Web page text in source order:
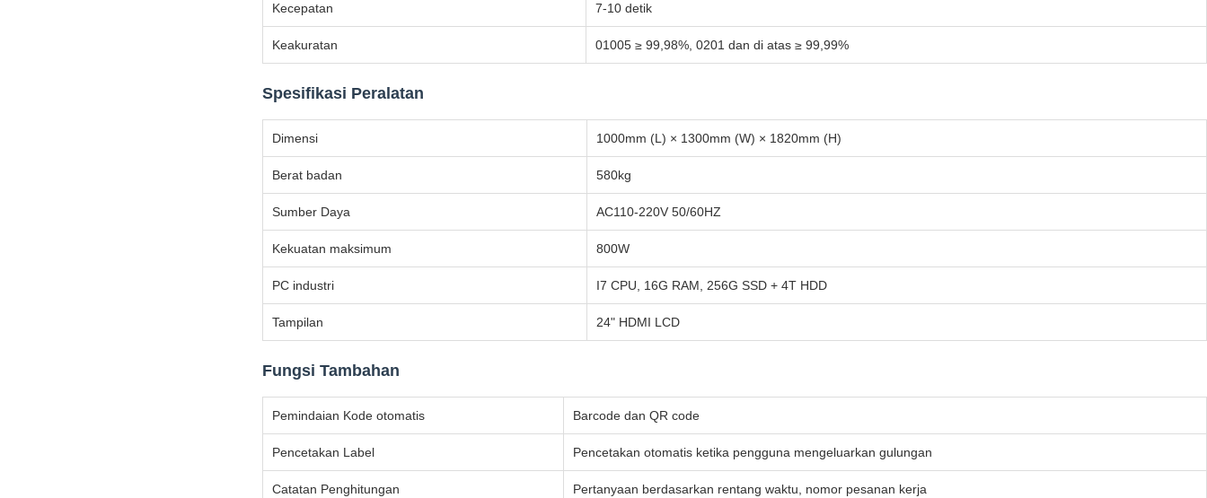
Kecepatan 7-10 detik
Keakuratan 01005 ≥ 99,98%, 0201 dan di atas ≥ 99,99%
Spesifikasi Peralatan
Dimensi 1000mm (L) × 1300mm (W) × 1820mm (H)
Berat badan 580kg
Sumber Daya AC110-220V 50/60HZ
Kekuatan maksimum 800W
PC industri I7 CPU, 16G RAM, 256G SSD + 4T HDD
Tampilan 24" HDMI LCD
Fungsi Tambahan
Pemindaian Kode otomatis Barcode dan QR code
Pencetakan Label Pencetakan otomatis ketika pengguna mengeluarkan gulungan
Catatan Penghitungan Pertanyaan berdasarkan rentang waktu, nomor pesanan kerja